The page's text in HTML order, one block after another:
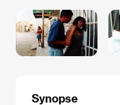
Synopse